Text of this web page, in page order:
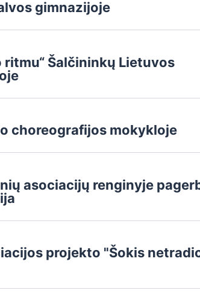
gimnazijoje
ritmu“ Šalčininkų Lietuvos
choreografijos mokykloje
asociacijų renginyje
projekto "Šokis